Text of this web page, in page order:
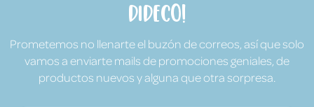
Dideco!
Prometemos no llenarte el buzón de correos, así que solo
vamos a enviarte mails de promociones geniales, de
productos nuevos y alguna que otra sorpresa.